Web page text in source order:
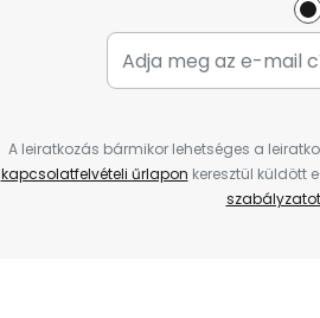
A leiratkozás bármikor lehetséges a
kapcsolatfelvételi űrlapon keresztül küldött
szabályzatot